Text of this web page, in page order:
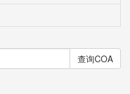
查询COA